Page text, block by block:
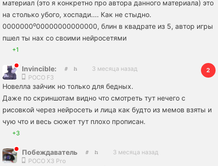
материал (это я конкретно про автора данного материала) это
на столько убого, хоспади.... Как не стыдно.
0000000⁰00000000000000, блин в квадрате из 5, автор игры
пшел ты нах со своими нейросетями
+1
Invincible:
3 месяца назад
POCO F3
2
Новелла зайчик но только для бедных.
Даже по скриншотам видно что смотреть тут нечего с
рисовкой через нейросеть и лица как будто из мемов взяты и
чую что и весь сюжет тут плохо прописан.
+3
Побеждаватель
3 месяца назад
POCO X3 Pro